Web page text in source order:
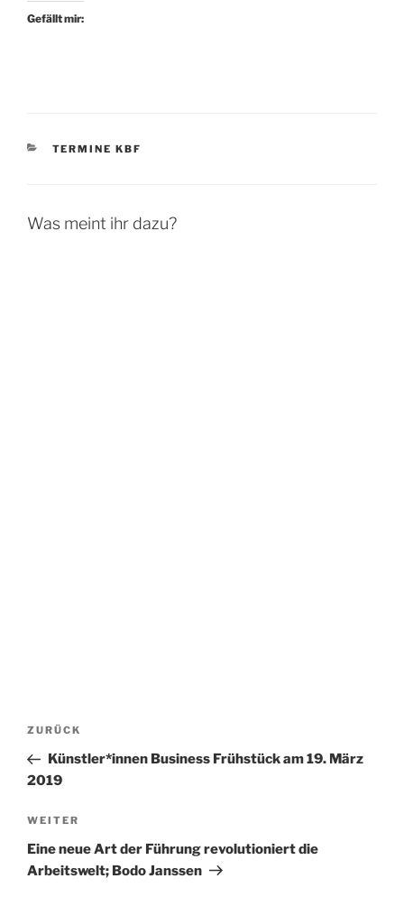
Gefällt mir:
KATEGORIEN
TERMINE KBF
Was meint ihr dazu?
Beitrags-
Vorheriger
Beitrag
ZURÜCK
Künstler*innen Business Frühstück am 19. März
2019
Nächster
Beitrag
WEITER
Eine neue Art der Führung revolutioniert die
Arbeitswelt; Bodo Janssen